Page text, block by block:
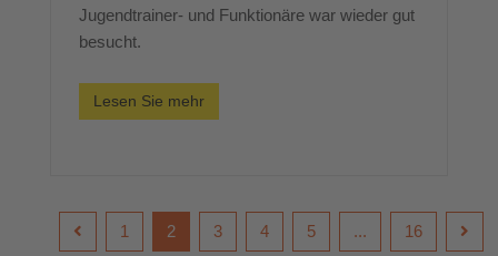
Jugendtrainer- und Funktionäre war wieder gut
besucht.
Lesen Sie mehr
1 2 3 4 5 ... 16